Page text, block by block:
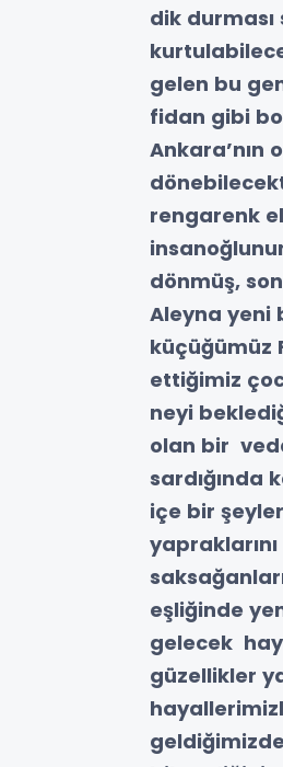
dik
gelen bu
fidan gibi
Ankara’nın
rengarenk
dönmüş,
Aleyna yeni
küçüğümüz
ettiğimiz
neyi
olan bir
sardığında
içe bir
eşliğinde
gelecek
güzellikler